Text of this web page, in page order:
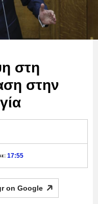
στη
στην
17:55
on Google